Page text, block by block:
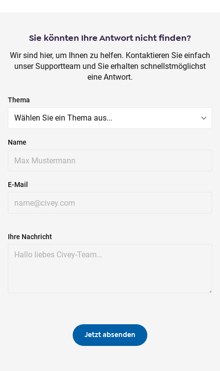
Sie könnten Ihre Antwort nicht finden?
Wir sind hier, um Ihnen zu helfen. Kontaktieren Sie einfach
unser Supportteam und Sie erhalten schnellstmöglichst
eine Antwort.
Thema
Name
E-Mail
Ihre Nachricht
Jetzt absenden